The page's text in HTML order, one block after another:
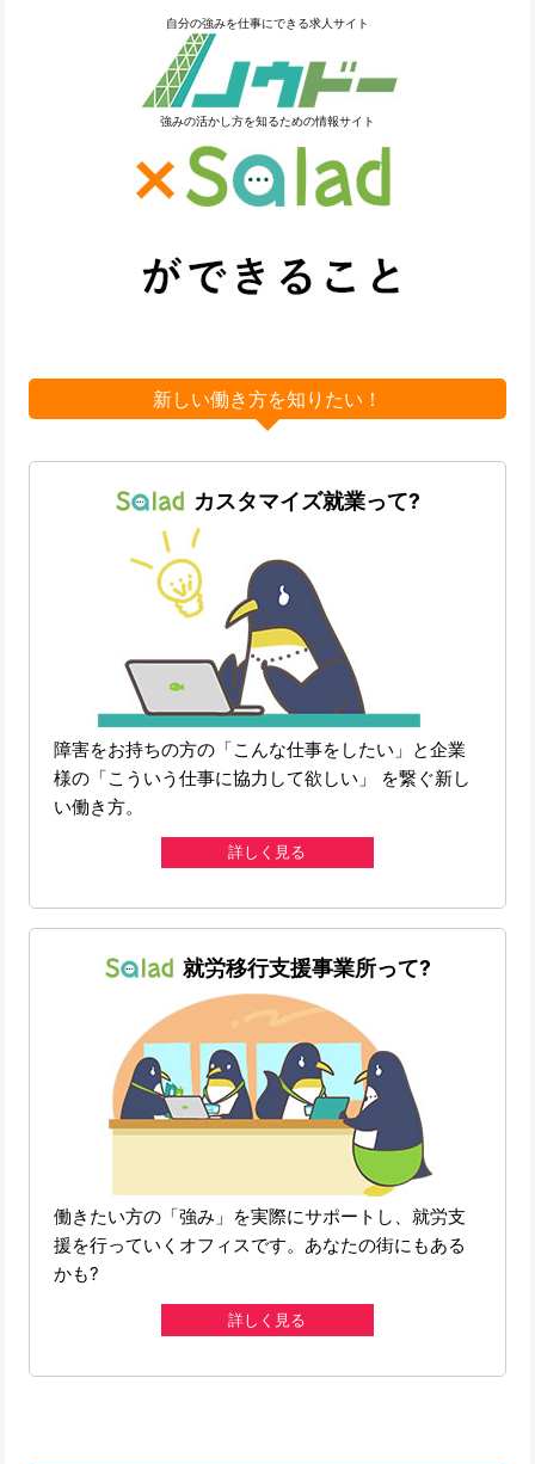
自分の強みを仕事にできる求人サイト
強みの活かし方を知るための情報サイト
新しい働き方を知りたい！
カスタマイズ就業って?
障害をお持ちの方の「こんな仕事をしたい」と企業
様の「こういう仕事に協力して欲しい」 を繋ぐ新し
い働き方。
詳しく見る
就労移行支援事業所って?
働きたい方の「強み」を実際にサポートし、就労支
援を行っていくオフィスです。あなたの街にもある
かも?
詳しく見る